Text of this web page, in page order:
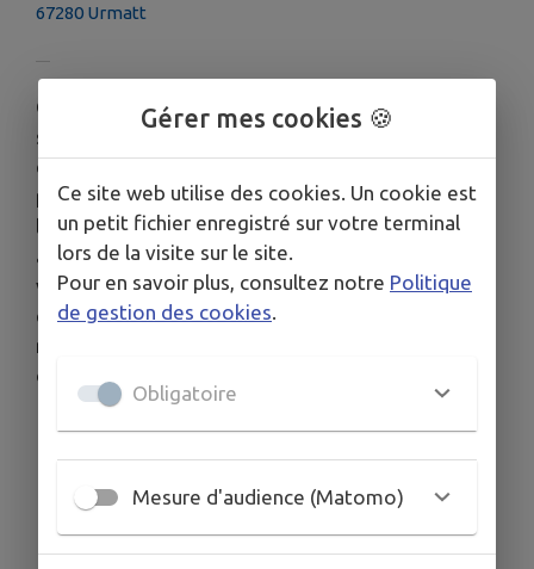
67280 Urmatt
Ce cimetière qui existait probablement au 18e
siècle, les plus anciennes stèles conservées et
encastrées dans les murs, remontent aux
premières décennies de ce siècle. Il entourait
l'ancienne église Sainte-Croix, qui fut paroisse
autonome à partir de 1802. L'église avait
vraisemblablement été reconstruite au 18e siècle
et remplaçait un édifice plus ancien. La première
mention d'une chapelle remonte à 1290. Ce jardin
ouvert au public a été rénové en 2021.
Gérer mes cookies 🍪
Ce site web utilise des cookies. Un cookie est
un petit fichier enregistré sur votre terminal
lors de la visite sur le site.
Pour en savoir plus, consultez notre Politique
de gestion des cookies
Obligatoire
Mesure d'audience (Matomo)